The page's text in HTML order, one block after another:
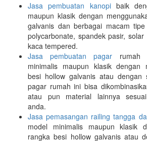
Jasa pembuatan kanopibaik
maupun klasik dengan
galvanis dan berbagai macam
polycarbonate, spandek pasir,
kaca tempered.
Jasa pembuatan pagar rumah
minimalis maupun klasik dengan
besi hollow galvanis atau dengan
pagar rumah ini bisa
atau pun material lainnya
anda.
Jasa pemasangan railing tangga
model minimalis maupun klasik
rangka besi hollow galvanis atau